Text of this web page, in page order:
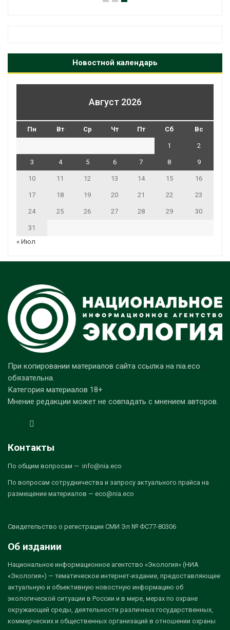
Новостной календарь
Август 2026
Пн Вт Ср Чт Пт Сб Вс
1 2
3 4 5 6 7 8 9
10 11 12 13 14 15 16
17 18 19 20 21 22 23
24 25 26 27 28 29 30
31
« Июл
При копировании материалов сайта ссылка на nia.eco
обязательна.
Категория материалов 18+
Мнение редакции может не совпадать с мнением авторов.
Контакты
По общим вопросам — info@nia.eco
По вопросам сотрудничества и запросу актуального прайса на
размещение материалов — eco@nia.eco
Свидетельство о регистрации СМИ Эл № ФС77-80306
Об издании
Национальное информационное агентство «Экология» (НИА
«Экология») — тематическое интернет-издание, предоставляющее
актуальную и объективную новостную информацию об
экологической ситуации в России и в мире, мерах по охране
окружающей среды, деятельности различных государственных,
коммерческих и общественных организаций в отношении охраны